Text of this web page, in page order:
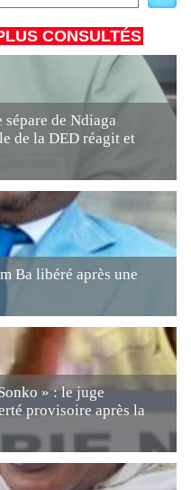
CONSULTÉS
sépare de Ndiaga
de la DED réagit et
Ba libéré après une
» : le juge
provisoire après la